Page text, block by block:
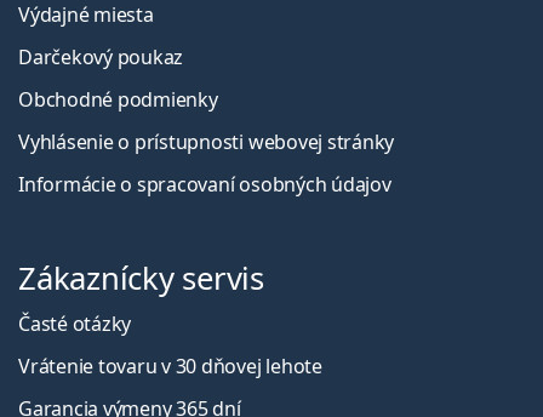
Výdajné miesta
Darčekový poukaz
Obchodné podmienky
Vyhlásenie o prístupnosti webovej stránky
Informácie o spracovaní osobných údajov
Zákaznícky servis
Časté otázky
Vrátenie tovaru v 30 dňovej lehote
Garancia výmeny 365 dní